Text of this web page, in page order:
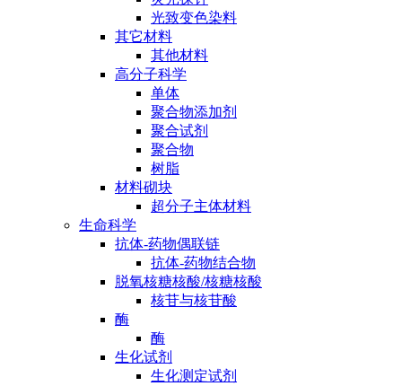
光致变色染料
其它材料
其他材料
高分子科学
单体
聚合物添加剂
聚合试剂
聚合物
树脂
材料砌块
超分子主体材料
生命科学
抗体-药物偶联链
抗体-药物结合物
脱氧核糖核酸/核糖核酸
核苷与核苷酸
酶
酶
生化试剂
生化测定试剂